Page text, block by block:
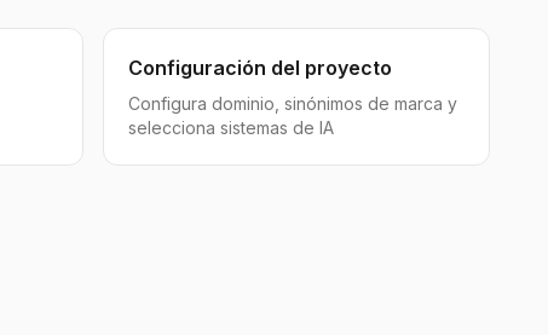
Configuración del proyecto
Configura dominio, sinónimos de marca y
selecciona sistemas de IA